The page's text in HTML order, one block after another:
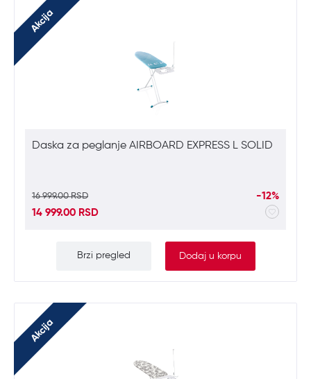
Akcija
Brzi pregled Dodaj u korpu
Daska za peglanje AIRBOARD EXPRESS L SOLID
16 999.00 RSD
-12%
14 999.00 RSD
Akcija